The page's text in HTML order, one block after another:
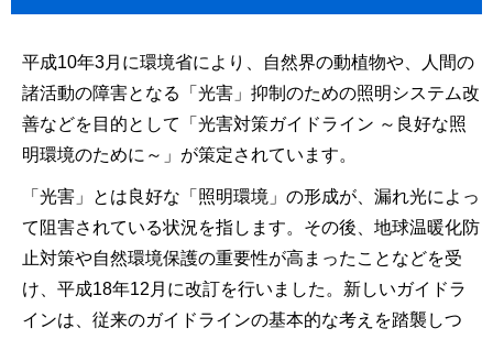
平成10年3月に環境省により、自然界の動植物や、人間の
諸活動の障害となる「光害」抑制のための照明システム改
善などを目的として「光害対策ガイドライン ～良好な照
明環境のために～」が策定されています。
「光害」とは良好な「照明環境」の形成が、漏れ光によっ
て阻害されている状況を指します。その後、地球温暖化防
止対策や自然環境保護の重要性が高まったことなどを受
け、平成18年12月に改訂を行いました。新しいガイドラ
インは、従来のガイドラインの基本的な考えを踏襲しつ